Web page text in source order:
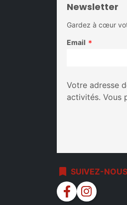
Newsletter
Gardez à cœur
Email *
Votre adresse
activités. Vous
bookmark SUIVEZ-NOUS
facebook instagram